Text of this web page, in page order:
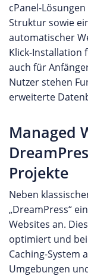
cPanel-
Struktur sowie
automatischer
Klick-Installation
auch für
Nutzer stehen
erweiterte
Managed
Projekte
Neben
„DreamPress“
Websites an.
optimiert und
Caching-System
Umgebungen